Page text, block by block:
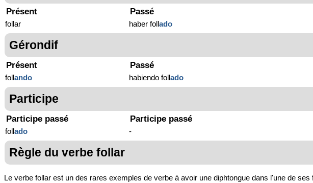
Présent
follar
Passé
haber follado
Gérondif
Présent
follando
Passé
habiendo follado
Participe
Participe passé
follado
Participe passé
-
Règle du verbe follar
Le verbe follar est un des rares exemples de verbe à avoir une diphtongue dans l'une de